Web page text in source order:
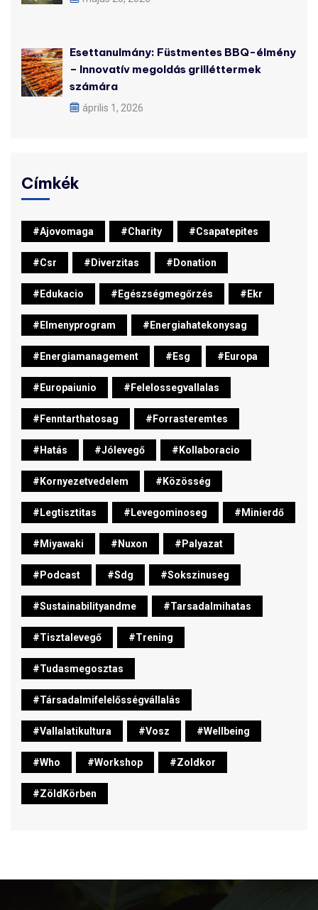
Esettanulmány: Füstmentes BBQ-élmény
– Innovatív megoldás grilléttermek
számára
április 1, 2026
Címkék
#ajovomaga #charity #csapatepites
#csr #diverzitas #donation
#edukacio #egészségmegőrzés #ekr
#elmenyprogram #energiahatekonysag
#energiamanagement #esg #europa
#europaiunio #felelossegvallalas
#fenntarthatosag #forrasteremtes
#hatás #jólevegő #kollaboracio
#kornyezetvedelem #közösség
#legtisztitas #levegominoseg #minierdő
#miyawaki #nuxon #palyazat
#podcast #sdg #sokszinuseg
#sustainabilityandme #tarsadalmihatas
#tisztalevegő #trening
#tudasmegosztas
#társadalmifelelősségvállalás
#vallalatikultura #vosz #wellbeing
#who #workshop #zoldkor
#ZöldKörben